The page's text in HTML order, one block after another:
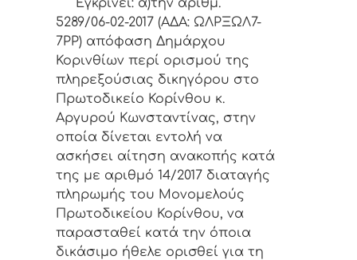
Εγκρίνει: α)την αριθμ.
5289/06-02-2017 (ΑΔΑ: ΩΛΡΞΩΛ7-
7ΡΡ) απόφαση Δημάρχου
Κορινθίων περί ορισμού της
πληρεξούσιας δικηγόρου στο
Πρωτοδικείο Κορίνθου κ.
Αργυρού Κωνσταντίνας, στην
οποία δίνεται εντολή να
ασκήσει αίτηση ανακοπής κατά
της με αριθμό 14/2017 διαταγής
πληρωμής του Μονομελούς
Πρωτοδικείου Κορίνθου, να
παρασταθεί κατά την όποια
δικάσιμο ήθελε ορισθεί για τη